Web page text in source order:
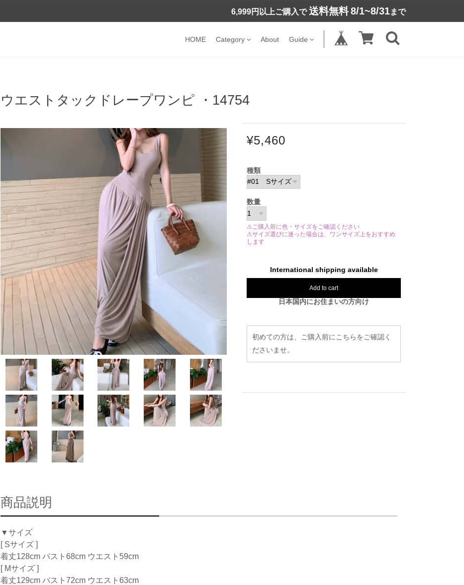
6,999円以上ご購入で 送料無料8/1~8/31まで
HOME Category About Guide
ウエストタックドレープワンピ ・14754
¥5,460
種類
数量
⚠ご購入前に色・サイズをご確認ください
⚠サイズ選びに迷った場合は、ワンサイズ上をおすすめ
します
International shipping available
Add to cart
日本国内にお住まいの方向け
初めての方は、ご購入前にこちらをご確認く
ださいませ。
商品説明
▼サイズ
[ Sサイズ ]
着丈128cm バスト68cm ウエスト59cm
[ Mサイズ ]
着丈129cm バスト72cm ウエスト63cm